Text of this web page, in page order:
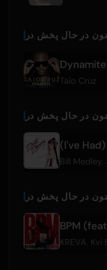
در حال پخش در
Dynamite
Taio Cruz
در حال پخش در
Bill Medley,
در حال پخش در
BPM
KREVA Kvi